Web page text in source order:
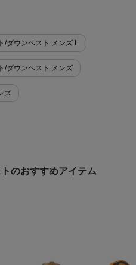
ダウンベスト メンズ L
/ダウンベスト メンズ
ズ
のおすすめアイテム